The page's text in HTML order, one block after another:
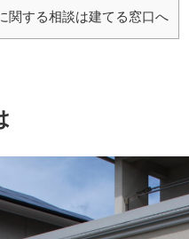
関する相談は建てる窓口へ